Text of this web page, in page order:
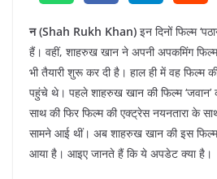
न (Shah Rukh Khan) इन दिनों फिल्म
हैं। वहीं, शाहरुख खान ने अपनी अपकमिंग
भी तैयारी शुरू कर दी है। हाल ही में वह फिल्म
पहुंचे थे। पहले शाहरुख खान की फिल्म ‘जवान’
साथ की फिर फिल्म की एक्ट्रेस नयनतारा के
सामने आई थीं। अब शाहरुख खान की इस
आया है। आइए जानते हैं कि ये अपडेट क्या है।